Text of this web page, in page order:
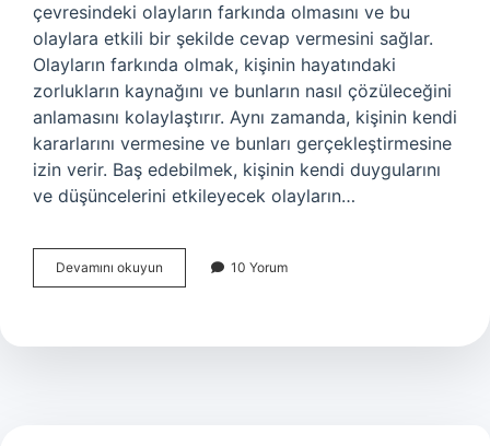
çevresindeki olayların farkında olmasını ve bu
olaylara etkili bir şekilde cevap vermesini sağlar.
Olayların farkında olmak, kişinin hayatındaki
zorlukların kaynağını ve bunların nasıl çözüleceğini
anlamasını kolaylaştırır. Aynı zamanda, kişinin kendi
kararlarını vermesine ve bunları gerçekleştirmesine
izin verir. Baş edebilmek, kişinin kendi duygularını
ve düşüncelerini etkileyecek olayların…
Devamını okuyun
edebilmek
10 Yorum